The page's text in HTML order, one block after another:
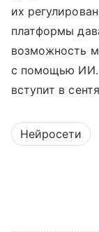
их
платформы
возможность
с помощью ИИ.
вступит в
Нейросети